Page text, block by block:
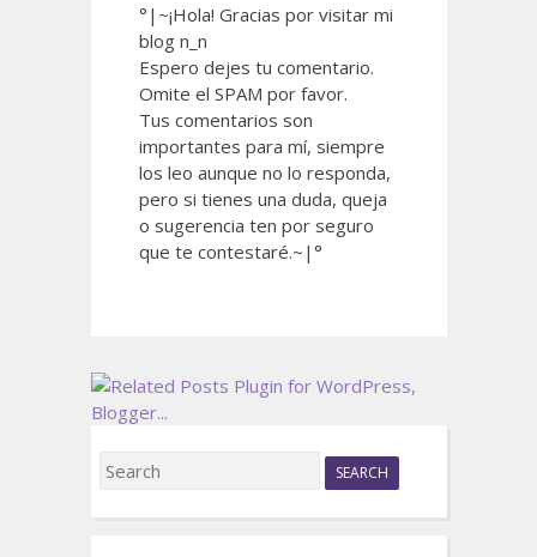
°|~¡Hola! Gracias por visitar mi
blog n_n
Espero dejes tu comentario.
Omite el SPAM por favor.
Tus comentarios son
importantes para mí, siempre
los leo aunque no lo responda,
pero si tienes una duda, queja
o sugerencia ten por seguro
que te contestaré.~|°
S
e
a